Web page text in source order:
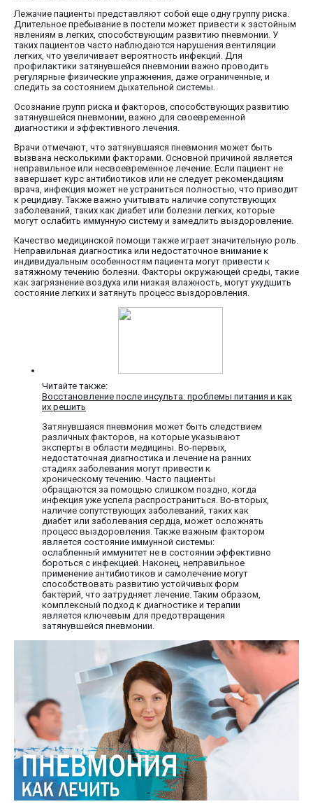
Лежачие пациенты представляют собой еще одну группу риска.
Длительное пребывание в постели может привести к застойным
явлениям в легких, способствующим развитию пневмонии. У
таких пациентов часто наблюдаются нарушения вентиляции
легких, что увеличивает вероятность инфекций. Для
профилактики затянувшейся пневмонии важно проводить
регулярные физические упражнения, даже ограниченные, и
следить за состоянием дыхательной системы.
Осознание групп риска и факторов, способствующих развитию
затянувшейся пневмонии, важно для своевременной
диагностики и эффективного лечения.
Врачи отмечают, что затянувшаяся пневмония может быть
вызвана несколькими факторами. Основной причиной является
неправильное или несвоевременное лечение. Если пациент не
завершает курс антибиотиков или не следует рекомендациям
врача, инфекция может не устраниться полностью, что приводит
к рецидиву. Также важно учитывать наличие сопутствующих
заболеваний, таких как диабет или болезни легких, которые
могут ослабить иммунную систему и замедлить выздоровление.
Качество медицинской помощи также играет значительную роль.
Неправильная диагностика или недостаточное внимание к
индивидуальным особенностям пациента могут привести к
затяжному течению болезни. Факторы окружающей среды, такие
как загрязнение воздуха или низкая влажность, могут ухудшить
состояние легких и затянуть процесс выздоровления.
Читайте также:
Восстановление после инсульта: проблемы питания и как
их решить
Затянувшаяся пневмония может быть следствием
различных факторов, на которые указывают
эксперты в области медицины. Во-первых,
недостаточная диагностика и лечение на ранних
стадиях заболевания могут привести к
хроническому течению. Часто пациенты
обращаются за помощью слишком поздно, когда
инфекция уже успела распространиться. Во-вторых,
наличие сопутствующих заболеваний, таких как
диабет или заболевания сердца, может осложнять
процесс выздоровления. Также важным фактором
является состояние иммунной системы:
ослабленный иммунитет не в состоянии эффективно
бороться с инфекцией. Наконец, неправильное
применение антибиотиков и самолечение могут
способствовать развитию устойчивых форм
бактерий, что затрудняет лечение. Таким образом,
комплексный подход к диагностике и терапии
является ключевым для предотвращения
затянувшейся пневмонии.